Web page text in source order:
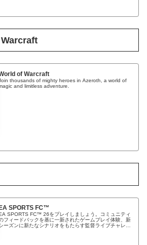
of Warcraft
thousands of mighty heroes in Azeroth, a world of
and limitless adventure.
EA SPORTS FC™
SPORTS FC™ 26をプレイしましょう。コミュニティ
フィードバックを基に一新されたゲームプレイ体験、新
ーズンに新たなシナリオをもたらす監督ライブチャレン